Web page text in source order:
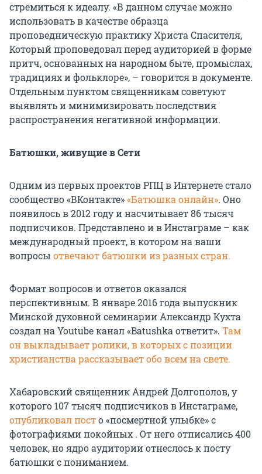
стремиться к идеалу. «В данном случае можно
использовать в качестве образца
проповедническую практику Христа Спасителя,
Который проповедовал перед аудиторией в форме
притч, основанных на народном быте, промыслах,
традициях и фольклоре», – говорится в документе.
Отдельным пунктом священникам советуют
выявлять и минимизировать последствия
распространения негативной информации.
Батюшки, живущие в Сети
Одним из первых проектов РПЦ в Интернете стало
сообщество «ВКонтакте»«Батюшка онлайн». Оно
появилось в 2012 году и насчитывает 86 тысяч
подписчиков. Представлено и в Инстаграме – как
международный проект, в котором на ваши
вопросы отвечают батюшки из разных стран.
Формат вопросов и ответов оказался
перспективным. В январе 2016 года выпускник
Минской духовной семинарии Александр Кухта
создал на Youtube канал «Batushka ответит». Там
он выкладывает ролики, в которых с позиции
христианства рассказывает обо всем на свете.
Хабаровский священник Андрей Долгополов, у
которого 107 тысяч подписчиков в Инстаграме,
опубликовал посто «посмертной улыбке» с
фотографиями покойных . От него отписались 400
человек, но ядро аудитории отнеслось к посту
батюшки с пониманием.